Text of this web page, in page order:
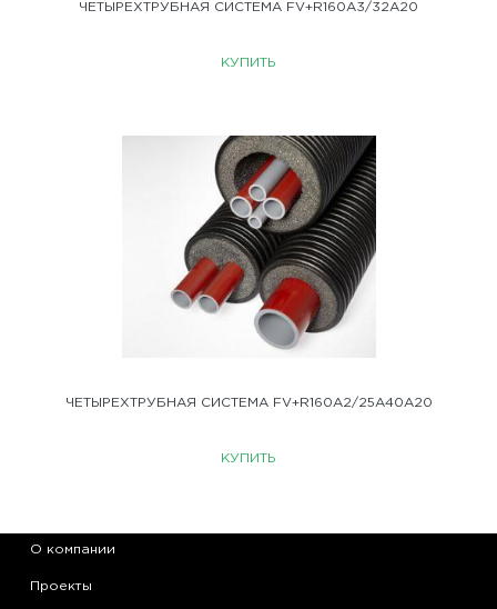
ЧЕТЫРЕХТРУБНАЯ СИСТЕМА FV+R160A3/32A20
КУПИТЬ
ЧЕТЫРЕХТРУБНАЯ СИСТЕМА FV+R160A2/25A40A20
КУПИТЬ
О компании
Проекты